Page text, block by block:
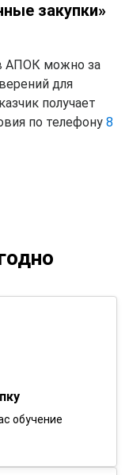
закупки»
АПОК можно за
для
получает
по телефону 8
обучение